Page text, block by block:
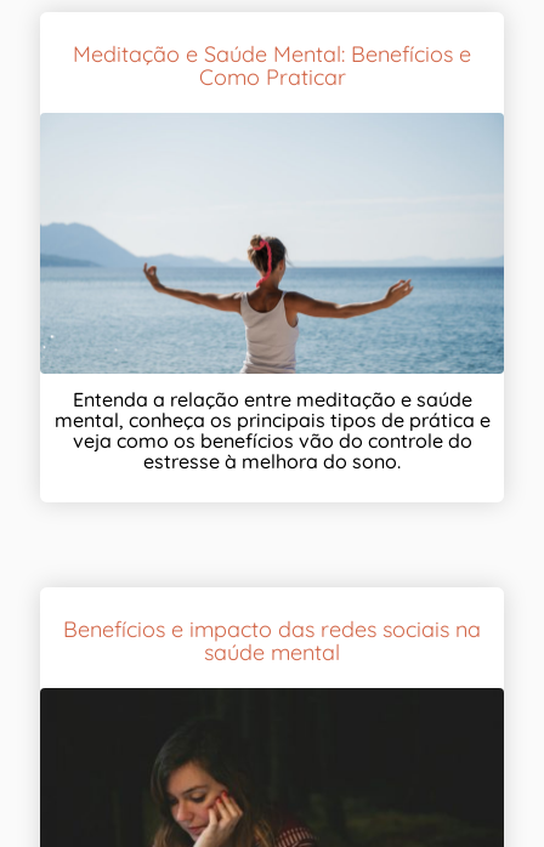
Meditação e Saúde Mental: Benefícios e
Como Praticar
Entenda a relação entre meditação e saúde
mental, conheça os principais tipos de prática e
veja como os benefícios vão do controle do
estresse à melhora do sono.
Benefícios e impacto das redes sociais na
saúde mental